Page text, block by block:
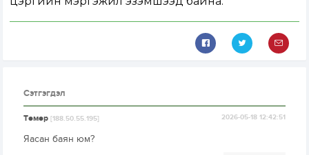
Сэтгэгдэл
Төмөр[188.50.55.195] 2026-05-18 12:42:51
Яасан баян юм?